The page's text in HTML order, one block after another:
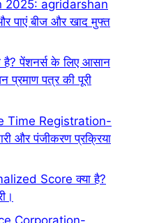
2025: agridarshan
पाएं बीज और खाद मुफ्त
पेंशनर्स के लिए आसान
प्रमाण पत्र की पूरी
Time Registration-
और पंजीकरण प्रक्रिया
Score क्या है?
Corporation-